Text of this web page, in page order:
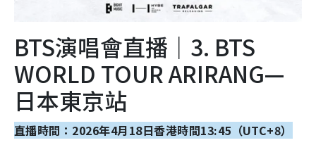
BTS演唱會直播｜3. BTS
WORLD TOUR ARIRANG—
日本東京站
直播時間：2026年4月18日香港時間13:45（UTC+8）